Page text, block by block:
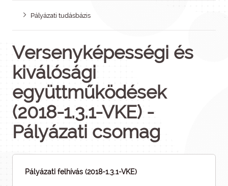
Pályázati tudásbázis
Versenyképességi és
kiválósági
együttműködések
(2018-1.3.1-VKE) -
Pályázati csomag
Pályázati felhívás (2018-1.3.1-VKE)